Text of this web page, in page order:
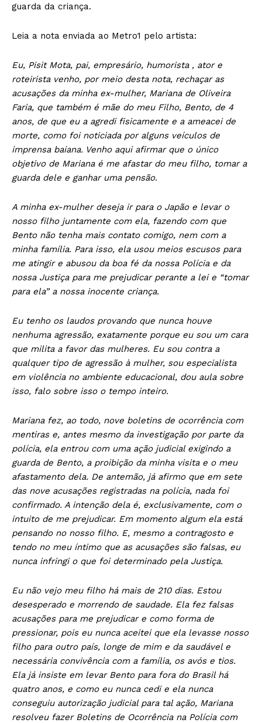
guarda da criança.
Leia a nota enviada ao Metro1 pelo artista:
Eu, Pisit Mota, pai, empresário, humorista , ator e
roteirista venho, por meio desta nota, rechaçar as
acusações da minha ex-mulher, Mariana de Oliveira
Faria, que também é mãe do meu Filho, Bento, de 4
anos, de que eu a agredi fisicamente e a ameacei de
morte, como foi noticiada por alguns veículos de
imprensa baiana. Venho aqui afirmar que o único
objetivo de Mariana é me afastar do meu filho, tomar a
guarda dele e ganhar uma pensão.
A minha ex-mulher deseja ir para o Japão e levar o
nosso filho juntamente com ela, fazendo com que
Bento não tenha mais contato comigo, nem com a
minha família. Para isso, ela usou meios escusos para
me atingir e abusou da boa fé da nossa Polícia e da
nossa Justiça para me prejudicar perante a lei e “tomar
para ela” a nossa inocente criança.
Eu tenho os laudos provando que nunca houve
nenhuma agressão, exatamente porque eu sou um cara
que milita a favor das mulheres. Eu sou contra a
qualquer tipo de agressão à mulher, sou especialista
em violência no ambiente educacional, dou aula sobre
isso, falo sobre isso o tempo inteiro.
Mariana fez, ao todo, nove boletins de ocorrência com
mentiras e, antes mesmo da investigação por parte da
polícia, ela entrou com uma ação judicial exigindo a
guarda de Bento, a proibição da minha visita e o meu
afastamento dela. De antemão, já afirmo que em sete
das nove acusações registradas na polícia, nada foi
confirmado. A intenção dela é, exclusivamente, com o
intuito de me prejudicar. Em momento algum ela está
pensando no nosso filho. E, mesmo a contragosto e
tendo no meu íntimo que as acusações são falsas, eu
nunca infringi o que foi determinado pela Justiça.
Eu não vejo meu filho há mais de 210 dias. Estou
desesperado e morrendo de saudade. Ela fez falsas
acusações para me prejudicar e como forma de
pressionar, pois eu nunca aceitei que ela levasse nosso
filho para outro país, longe de mim e da saudável e
necessária convivência com a família, os avós e tios.
Ela já insiste em levar Bento para fora do Brasil há
quatro anos, e como eu nunca cedi e ela nunca
conseguiu autorização judicial para tal ação, Mariana
resolveu fazer Boletins de Ocorrência na Polícia com